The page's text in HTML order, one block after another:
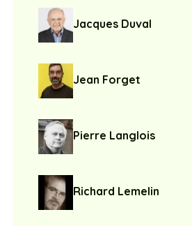
Jacques Duval
Jean Forget
Pierre Langlois
Richard Lemelin